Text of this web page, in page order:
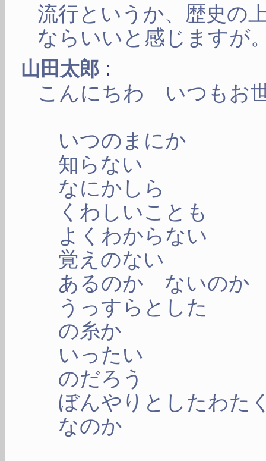
流行というか、歴史の
ならいいと感じますが
山田太郎 :
こんにちわ いつもお
いつのまにか
知らない
なにかしら
くわしいことも
よくわからない
覚えのない
あるのか ないのか
うっすらとした
の糸か
いったい
のだろう
ぼんやりとしたわた
なのか